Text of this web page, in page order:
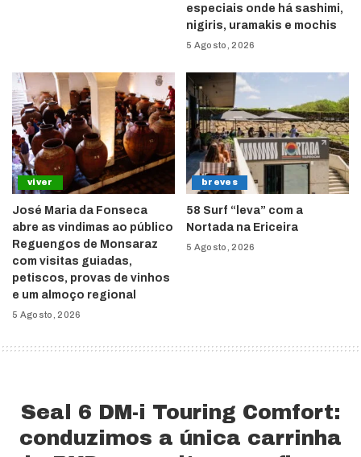
especiais onde há sashimi,
nigiris, uramakis e mochis
5 Agosto, 2026
viver
José Maria da Fonseca
abre as vindimas ao público
Reguengos de Monsaraz
com visitas guiadas,
petiscos, provas de vinhos
e um almoço regional
5 Agosto, 2026
breves
58 Surf “leva” com a
Nortada na Ericeira
5 Agosto, 2026
Seal 6 DM-i Touring Comfort:
conduzimos a única carrinha